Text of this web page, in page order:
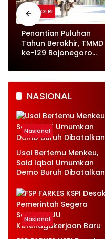
TNI/POLRI
Penantian Puluhan
Tahun Berakhir, TMMD
ke-129 Bojonegoro
di Kesongo
NASIONAL
Nasional
Usai Bertemu Menkeu,
Said Iqbal Umumkan
Demo Buruh Dibatalkan
Nasional